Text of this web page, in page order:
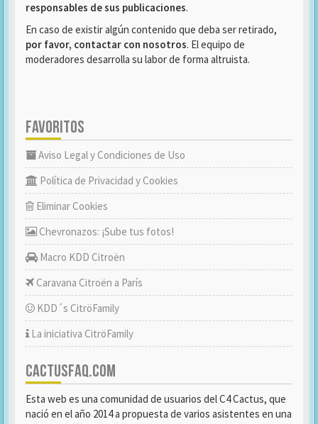
responsables de sus publicaciones.
En caso de existir algún contenido que deba ser retirado,
por favor, contactar con nosotros. El equipo de
moderadores desarrolla su labor de forma altruista.
FAVORITOS
Aviso Legal y Condiciones de Uso
Política de Privacidad y Cookies
Eliminar Cookies
Chevronazos: ¡Sube tus fotos!
Macro KDD Citroën
Caravana Citroën a París
KDD´s CitröFamily
La iniciativa CitröFamily
CACTUSFAQ.COM
Esta web es una comunidad de usuarios del C4 Cactus, que
nació en el año 2014 a propuesta de varios asistentes en una